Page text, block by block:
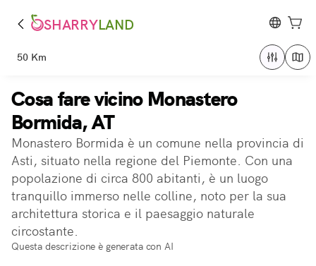
SHARRYLAND
50 Km
Cosa fare vicino Monastero
Bormida, AT
Monastero Bormida è un comune nella provincia di
Asti, situato nella regione del Piemonte. Con una
popolazione di circa 800 abitanti, è un luogo
tranquillo immerso nelle colline, noto per la sua
architettura storica e il paesaggio naturale
circostante.
Questa descrizione è generata con AI